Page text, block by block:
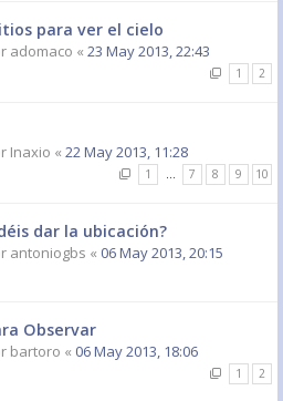
para ver el cielo
adomaco « 23 May 2013, 22:43
1 2
Inaxio « 22 May 2013, 11:28
1 … 7 8 9 10
dar la ubicación?
antoniogbs « 06 May 2013, 20:15
Observar
bartoro « 06 May 2013, 18:06
1 2